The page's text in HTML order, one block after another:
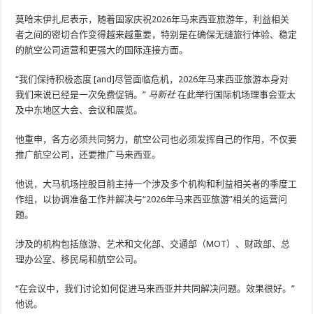
莫哈末伊扎尼表示，随着国家庆祝2026年马来西亚旅游年，利益相关
者之间的密切合作变得越来越重要，特别是在确保无缝旅行体验、稳定
的航空公司运营和更强大的国际连接方面。
“我们保持积极态度 [and]尽管面临危机，2026年马来西亚旅游本身对
我们来说已经是一次免费促销。” 马新社在此举行国际机场理事会亚太
及中东地区大会、会议和展览。
他重申，各方必须共同努力，航空公司也必须发挥自己的作用，不仅要
推广航空公司，还要推广马来西亚。
他说，大马机场控股目前主持一个涉及多个机构和利益相关者的季度工
作组，以协调准备工作并解决与“2026年马来西亚旅游”相关的运营问
题。
涉及的机构包括旅游、艺术和文化部、交通部（MOT）、财政部、总
理办公室、移民局和航空公司。
“在会议中，我们讨论如何促进马来西亚并共同解决问题。效果很好。”
他说。